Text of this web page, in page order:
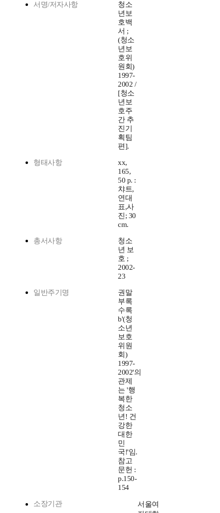
서명/저자사항
청소
년보
호백
서 ;
(청소
년보
호위
원회)
1997-
2002 /
[청소
년보
호주
간 추
진기
획팀
편].
형태사항
xx,
165,
50 p. :
챠트,
연대
표,사
진; 30
cm.
총서사항
청소
년 보
호 ;
2002-
23
일반주기명
권말
부록
수록
b'(청
소년
보호
위원
회)
1997-
2002'의
관제
는 '행
복한
청소
년! 건
강한
대한
민
국!'임.
참고
문헌 :
p.150-
154
소장기관
서울여